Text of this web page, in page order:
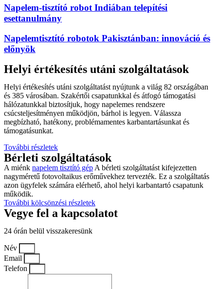
Napelem-tisztító robot Indiában telepítési
esettanulmány
Napelemtisztító robotok Pakisztánban: innováció és
előnyök
Helyi értékesítés utáni szolgáltatások
Helyi értékesítés utáni szolgáltatást nyújtunk a világ 82 országában
és 385 városában. Szakértői csapatunkkal és átfogó támogatási
hálózatunkkal biztosítjuk, hogy napelemes rendszere
csúcsteljesítményen működjön, bárhol is legyen. Válassza
megbízható, hatékony, problémamentes karbantartásunkat és
támogatásunkat.
További részletek
Bérleti szolgáltatások
A miénk napelem tisztító gép A bérleti szolgáltatást kifejezetten
nagyméretű fotovoltaikus erőművekhez tervezték. Ez a szolgáltatás
azon ügyfelek számára elérhető, ahol helyi karbantartó csapatunk
működik.
További kölcsönzési részletek
Vegye fel a kapcsolatot
24 órán belül visszakeresünk
Név
Email
Telefon